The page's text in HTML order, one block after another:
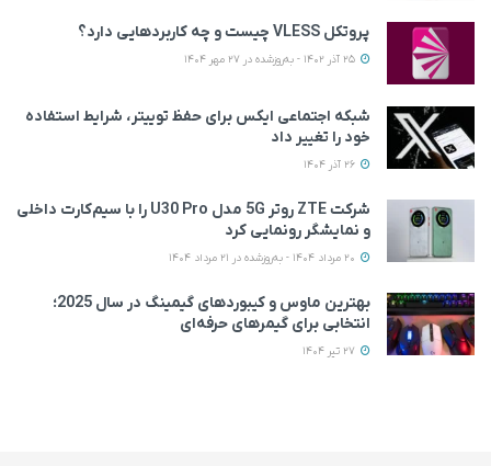
پروتکل VLESS چیست و چه کاربردهایی دارد؟
شبکه اجتماعی ایکس برای حفظ توییتر، شرایط استفاده
خود را تغییر داد
شرکت ZTE روتر 5G مدل U30 Pro را با سیم‌کارت داخلی
و نمایشگر رونمایی کرد
بهترین ماوس و کیبوردهای گیمینگ در سال 2025؛
انتخابی برای گیمرهای حرفه‌ای